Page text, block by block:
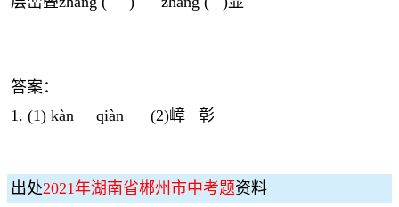
答案：
1. (1) kàn qiàn (2)嶂 彰
出处2021年湖南省郴州市中考题资料